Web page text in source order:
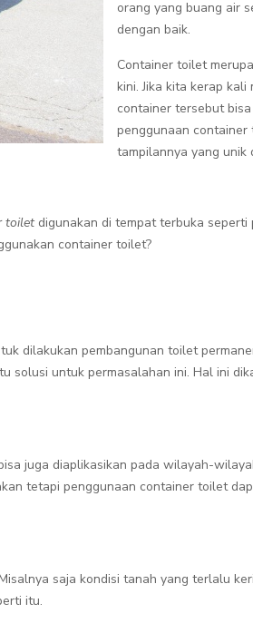
orang yang buang air
dengan baik.
Container toilet
kini. Jika kita kerap
container tersebut
penggunaan
tampilannya yang unik
toilet digunakan di tempat terbuka
container toilet?
dilakukan pembangunan toilet
untuk permasalahan ini. Hal ini
juga diaplikasikan pada wilayah-
tetapi penggunaan container toilet
saja kondisi tanah yang terlalu
itu.